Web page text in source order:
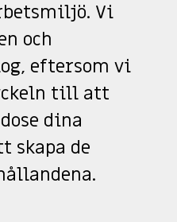
Vi
och
eftersom vi
till att
dina
skapa de